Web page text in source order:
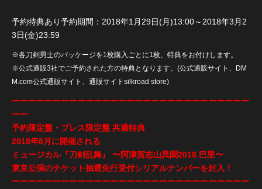
予約特典あり予約期間：2018年1月29日(月)13:00～2018年3月2
3日(金)23:59
※各刀剣男士のパッケージを1枚購入ごとに1枚、特典をお付けします。
※公式通販3社でご予約された方の特典となります。(公式通販サイト、DM
M.com公式通販サイト、通販サイトsilkroad store)
ーーーーーーーーーーーーーーーーーーーーーーーーーーーーー
ーー
予約限定盤・プレス限定盤 共通特典
2018年8月に開催される
ミュージカル『刀剣乱舞』 〜阿津賀志山異聞2018 巴里〜
東京公演のチケット抽選先行受付シリアルナンバーを封入！
ーーーーーーーーーーーーーーーーーーーーーーーーーーーーー